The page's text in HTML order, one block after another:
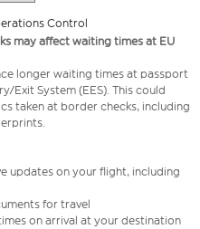
Control
may affect waiting times at EU
longer waiting times at passport
Exit System (EES). This could
taken at border checks, including
updates on your flight, including
for travel
on arrival at your destination